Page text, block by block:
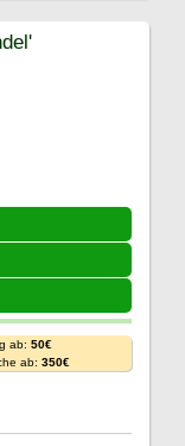
ab: 50€
ab: 350€